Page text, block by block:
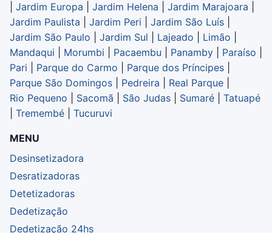
Jardim Europa Jardim Helena Jardim Marajoara
Jardim Paulista
Jardim Peri Jardim São Luís
Jardim São Paulo
Jardim Sul Lajeado Limão
Mandaqui
Morumbi Pacaembu Panamby Paraíso
Pari
Parque do Carmo Parque dos Príncipes
Parque São Domingos
Pedreira Real Parque
Rio Pequeno
Sacomã São Judas Sumaré
Tatuapé
Tremembé Tucuruvi
MENU
Desinsetizadora
Desratizadoras
Detetizadoras
Dedetização
Dedetização 24hs